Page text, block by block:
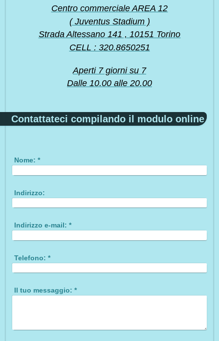
Centro commerciale AREA 12
( Juventus Stadium )
Strada Altessano 141 , 10151 Torino
CELL : 320.8650251
Aperti 7 giorni su 7
Dalle 10.00 alle 20.00
Contattateci compilando il modulo online
Nome: *
Indirizzo:
Indirizzo e-mail: *
Telefono: *
Il tuo messaggio: *